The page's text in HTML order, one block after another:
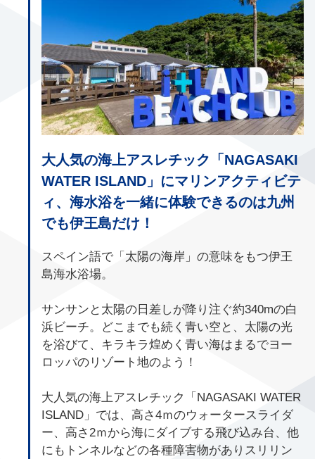
大人気の海上アスレチック「NAGASAKI
WATER ISLAND」にマリンアクティビテ
ィ、海水浴を一緒に体験できるのは九州
でも伊王島だけ！
スペイン語で「太陽の海岸」の意味をもつ伊王
島海水浴場。
サンサンと太陽の日差しが降り注ぐ約340mの白
浜ビーチ。どこまでも続く青い空と、太陽の光
を浴びて、キラキラ煌めく青い海はまるでヨー
ロッパのリゾート地のよう！
大人気の海上アスレチック「NAGASAKI WATER
ISLAND」では、高さ4ｍのウォータースライダ
ー、高さ2ｍから海にダイブする飛び込み台、他
にもトンネルなどの各種障害物がありスリリン